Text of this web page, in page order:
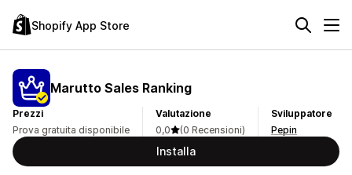
Shopify App Store
Marutto Sales Ranking
Prezzi
Prova gratuita disponibile
Valutazione
0,0
(0 Recensioni)
Sviluppatore
Pepin
Installa